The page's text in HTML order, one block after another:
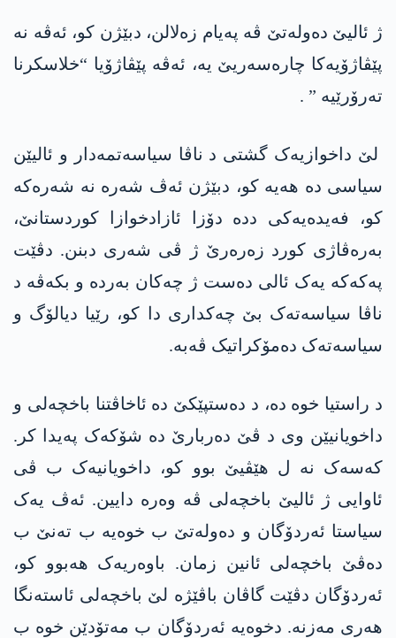
ژ ئالیێ دەولەتێ ڤە پەیام زەلالن، دبێژن کو، ئەڤە نە
پێڤاژۆیەکا چارەسەریێ یە، ئەڤە پێڤاژۆیا “خلاسکرنا
تەرۆرێیە ” .
لێ داخوازیەک گشتی د ناڤا سیاسەتمەدار و ئالیێن
سیاسی دە ھەیە کو، دبێژن ئەڤ شەرە نە شەرەکە
کو، فەیدەیەکی ددە دۆزا ئازادخوازا کوردستانێ،
بەرەڤاژی کورد زەرەرێ ژ ڤی شەری دبنن. دڤێت
پەکەکە یەک ئالی دەست ژ چەکان بەردە و بکەڤە د
ناڤا سیاسەتەک بێ چەکداری دا کو، رێیا دیالۆگ و
سیاسەتەک دەمۆکراتیک ڤەبە.
د راستیا خوە دە، د دەستپێکێ دە ئاخاڤتنا باخچەلی و
داخویانیێن وی د ڤێ دەربارێ دە شۆکەک پەیدا کر.
کەسەک نە ل ھێڤیێ بوو کو، داخویانیەک ب ڤی
ئاوایی ژ ئالیێ باخچەلی ڤە وەرە دایین. ئەڤ یەک
سیاستا ئەردۆگان و دەولەتێ ب خوەیە ب تەنێ ب
دەڤێ باخچەلی ئانین زمان. باوەریەک ھەبوو کو،
ئەردۆگان دڤێت گاڤان باڤێژە لێ باخچەلی ئاستەنگا
ھەری مەزنە. دخوەیە ئەردۆگان ب مەتۆدێن خوە ب